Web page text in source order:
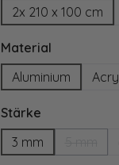
2x 210 x 100 cm
Materialauswählen
Aluminium
Stärkeauswählen
3 mm